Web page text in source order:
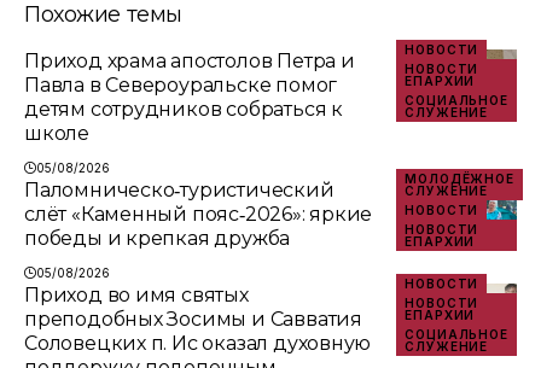
Похожие темы
НОВОСТИ
НОВОСТИ
ЕПАРХИИ
СОЦИАЛЬНОЕ
СЛУЖЕНИЕ
Приход храма апостолов Петра и
Павла в Североуральске помог
детям сотрудников собраться к
школе
05/08/2026
МОЛОДЁЖНОЕ
СЛУЖЕНИЕ
НОВОСТИ
НОВОСТИ
ЕПАРХИИ
Паломническо‑туристический
слёт «Каменный пояс‑2026»: яркие
победы и крепкая дружба
05/08/2026
НОВОСТИ
НОВОСТИ
ЕПАРХИИ
СОЦИАЛЬНОЕ
СЛУЖЕНИЕ
Приход во имя святых
преподобных Зосимы и Савватия
Соловецких п. Ис оказал духовную